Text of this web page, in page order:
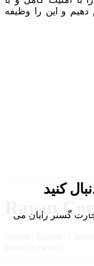
Rayan
دهیم و این را وظیفه
کنید
گستر رایان می